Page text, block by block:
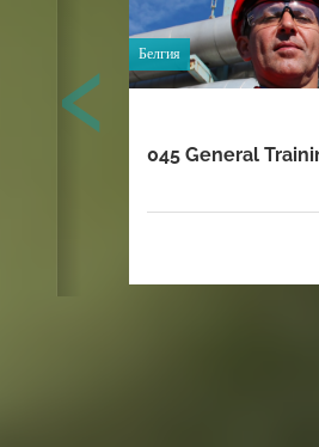
Белгия
045 General
‹